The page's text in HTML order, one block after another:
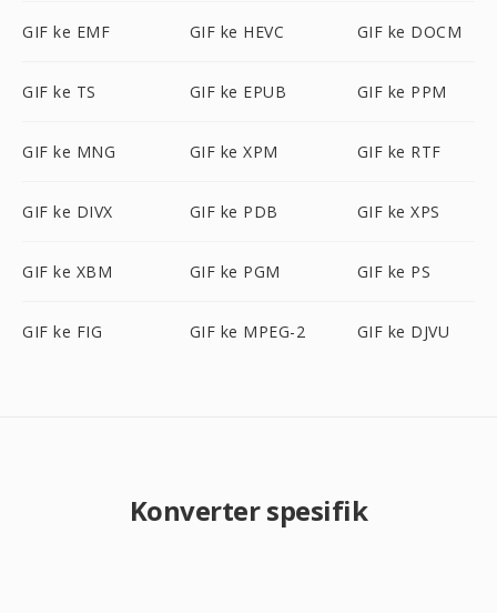
GIF ke EMF GIF ke HEVC GIF ke DOCM
GIF ke TS GIF ke EPUB GIF ke PPM
GIF ke MNG GIF ke XPM GIF ke RTF
GIF ke DIVX GIF ke PDB GIF ke XPS
GIF ke XBM GIF ke PGM GIF ke PS
GIF ke FIG GIF ke MPEG-2 GIF ke DJVU
Konverter spesifik